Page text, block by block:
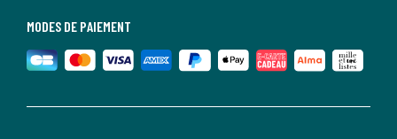
MODES DE PAIEMENT